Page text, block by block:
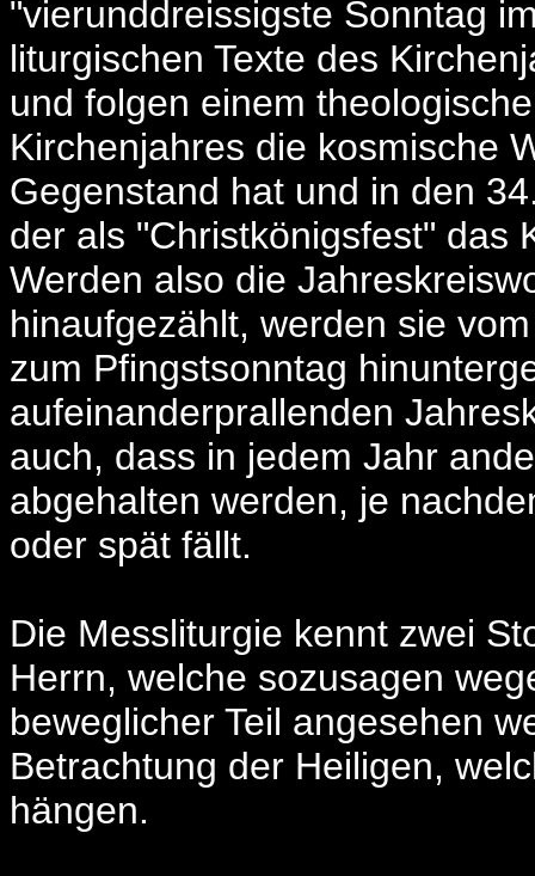
"vierunddreissigste Sonntag
liturgischen Texte des
und folgen einem
Kirchenjahres die kosmische
Gegenstand hat und in den
der als "Christkönigsfest" das
Werden also die
hinaufgezählt, werden sie
zum Pfingstsonntag
aufeinanderprallenden
auch, dass in jedem Jahr
abgehalten werden, je
oder spät fällt.
Die Messliturgie kennt zwei
Herrn, welche sozusagen
beweglicher Teil angesehen
Betrachtung der Heiligen,
hängen.